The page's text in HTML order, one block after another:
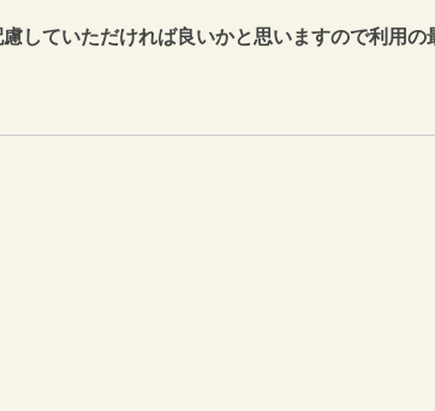
していただければ良いかと思いますので利用の